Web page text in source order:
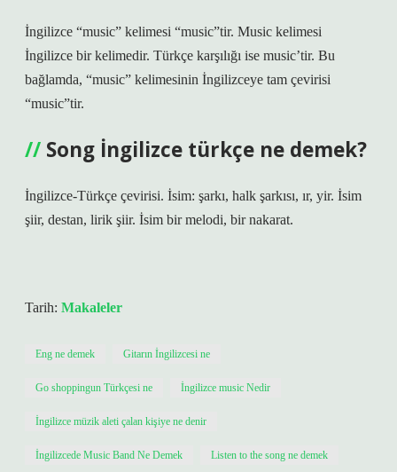
İngilizce “music” kelimesi “music”tir. Music kelimesi
İngilizce bir kelimedir. Türkçe karşılığı ise music’tir. Bu
bağlamda, “music” kelimesinin İngilizceye tam çevirisi
“music”tir.
Song İngilizce türkçe ne demek?
İngilizce-Türkçe çevirisi. İsim: şarkı, halk şarkısı, ır, yir. İsim
şiir, destan, lirik şiir. İsim bir melodi, bir nakarat.
Tarih: Makaleler
Eng ne demek Gitarın İngilizcesi ne
Go shoppingun Türkçesi ne İngilizce music Nedir
İngilizce müzik aleti çalan kişiye ne denir
İngilizcede Music Band Ne Demek Listen to the song ne demek